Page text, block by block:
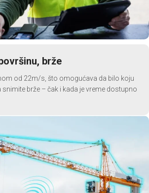
brže
od 22m/s, što omogućava da bilo koju
brže – čak i kada je vreme dostupno